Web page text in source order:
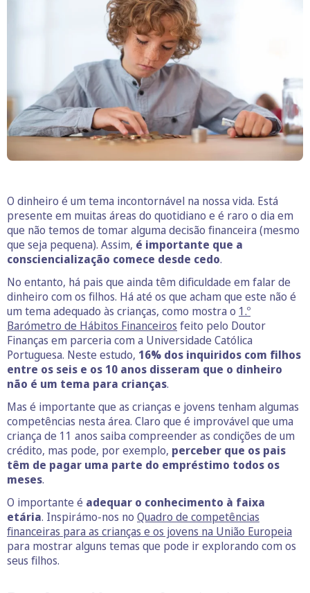
O dinheiro é um tema incontornável na nossa vida. Está
presente em muitas áreas do quotidiano e é raro o dia em
que não temos de tomar alguma decisão financeira (mesmo
que seja pequena). Assim, é importante que a
consciencialização comece desde cedo.
No entanto, há pais que ainda têm dificuldade em falar de
dinheiro com os filhos. Há até os que acham que este não é
um tema adequado às crianças, como mostra o 1.º
Barómetro de Hábitos Financeiros feito pelo Doutor
Finanças em parceria com a Universidade Católica
Portuguesa. Neste estudo, 16% dos inquiridos com filhos
entre os seis e os 10 anos disseram que o dinheiro
não é um tema para crianças.
Mas é importante que as crianças e jovens tenham algumas
competências nesta área. Claro que é improvável que uma
criança de 11 anos saiba compreender as condições de um
crédito, mas pode, por exemplo, perceber que os pais
têm de pagar uma parte do empréstimo todos os
meses.
O importante é adequar o conhecimento à faixa
etária. Inspirámo-nos no Quadro de competências
financeiras para as crianças e os jovens na União Europeia
para mostrar alguns temas que pode ir explorando com os
seus filhos.